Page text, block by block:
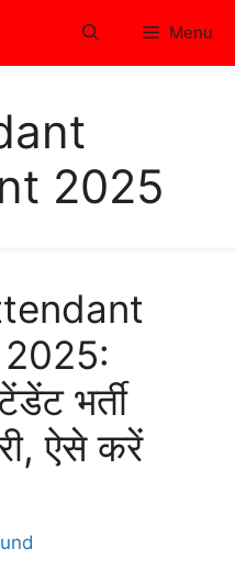
Menu
2025
भर्ती
ऐसे करें